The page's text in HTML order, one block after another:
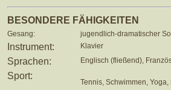
BESONDERE FÄHIGKEITEN
Gesang: jugendlich-dramatischer
Instrument: Klavier
Sprachen: Englisch (fließend),
Sport:
Tennis, Schwimmen,